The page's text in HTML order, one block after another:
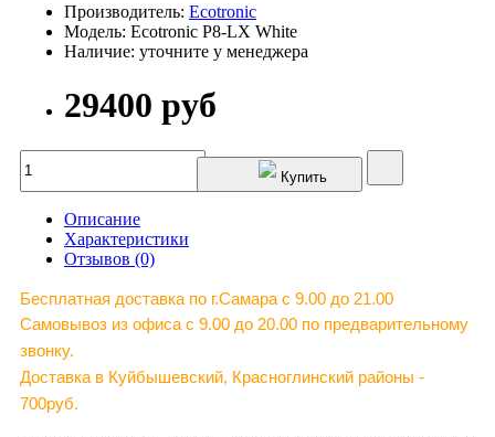
Производитель: Ecotronic
Модель: Ecotronic P8-LX White
Наличие: уточните у менеджера
29400 руб
Купить
Описание
Характеристики
Отзывов (0)
Бесплатная доставка по г.Самара c 9.00 до 21.00
Самовывоз из офиса с 9.00 до 20.00 по предварительному
звонку.
Доставка в Куйбышевский, Красноглинский районы -
700руб.